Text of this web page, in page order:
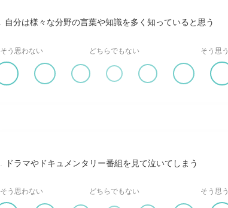
自分は様々な分野の言葉や知識を多く知っていると思う
そう思わない どちらでもない そう思う
ドラマやドキュメンタリー番組を見て泣いてしまう
そう思わない どちらでもない そう思う